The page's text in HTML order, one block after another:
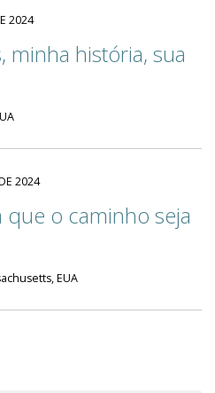
2024
minha história, sua
2024
o caminho seja
EUA